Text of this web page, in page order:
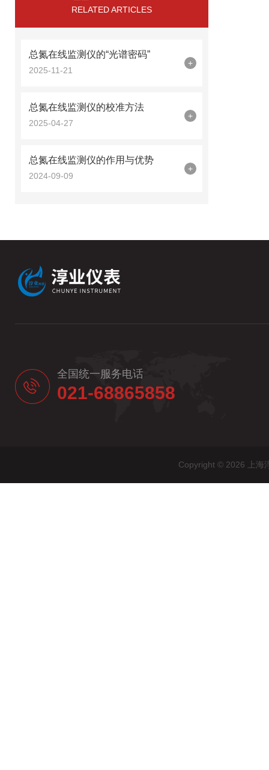
RELATED ARTICLES
总氮在线监测仪的“光谱密码”
2025-11-21
+
总氮在线监测仪的校准方法
2025-04-27
+
总氮在线监测仪的作用与优势
2024-09-09
+
全国统一服务电话
021-68865858
Copyright © 2026 上